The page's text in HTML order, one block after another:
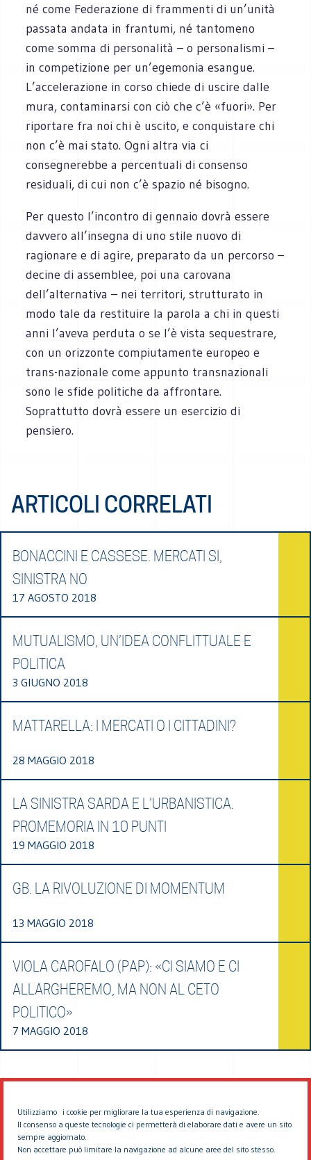
Utilizziamo i cookie per migliorare la tua esperienza di navigazione.
Il consenso a queste tecnologie ci permetterà di elaborare dati e avere un sito
sempre aggiornato.
Non accettare può limitare la navigazione ad alcune aree del sito stesso.
né come Federazione di frammenti di un’unità
passata andata in frantumi, né tantomeno
come somma di personalità – o personalismi –
in competizione per un’egemonia esangue.
L’accelerazione in corso chiede di uscire dalle
mura, contaminarsi con ciò che c’è «fuori». Per
riportare fra noi chi è uscito, e conquistare chi
non c’è mai stato. Ogni altra via ci
consegnerebbe a percentuali di consenso
residuali, di cui non c’è spazio né bisogno.
Per questo l’incontro di gennaio dovrà essere
davvero all’insegna di uno stile nuovo di
ragionare e di agire, preparato da un percorso –
decine di assemblee, poi una carovana
dell’alternativa – nei territori, strutturato in
modo tale da restituire la parola a chi in questi
anni l’aveva perduta o se l’è vista sequestrare,
con un orizzonte compiutamente europeo e
trans-nazionale come appunto transnazionali
sono le sfide politiche da affrontare.
Soprattutto dovrà essere un esercizio di
pensiero.
ARTICOLI CORRELATI
BONACCINI E CASSESE. MERCATI SI,
SINISTRA NO
17 AGOSTO 2018
MUTUALISMO, UN’IDEA CONFLITTUALE E
POLITICA
3 GIUGNO 2018
MATTARELLA: I MERCATI O I CITTADINI?
28 MAGGIO 2018
LA SINISTRA SARDA E L’URBANISTICA.
PROMEMORIA IN 10 PUNTI
19 MAGGIO 2018
GB. LA RIVOLUZIONE DI MOMENTUM
13 MAGGIO 2018
VIOLA CAROFALO (PAP): «CI SIAMO E CI
ALLARGHEREMO, MA NON AL CETO
POLITICO»
7 MAGGIO 2018